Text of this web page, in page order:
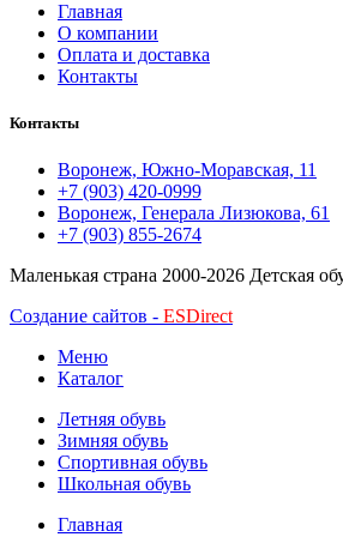
Главная
О компании
Оплата и доставка
Контакты
Контакты
Воронеж, Южно-Моравская, 11
+7 (903) 420-0999
Воронеж, Генерала Лизюкова, 61
+7 (903) 855-2674
Маленькая страна 2000-2026 Детская
Создание сайтов - ESDirect
Меню
Каталог
Летняя обувь
Зимняя обувь
Спортивная обувь
Школьная обувь
Главная